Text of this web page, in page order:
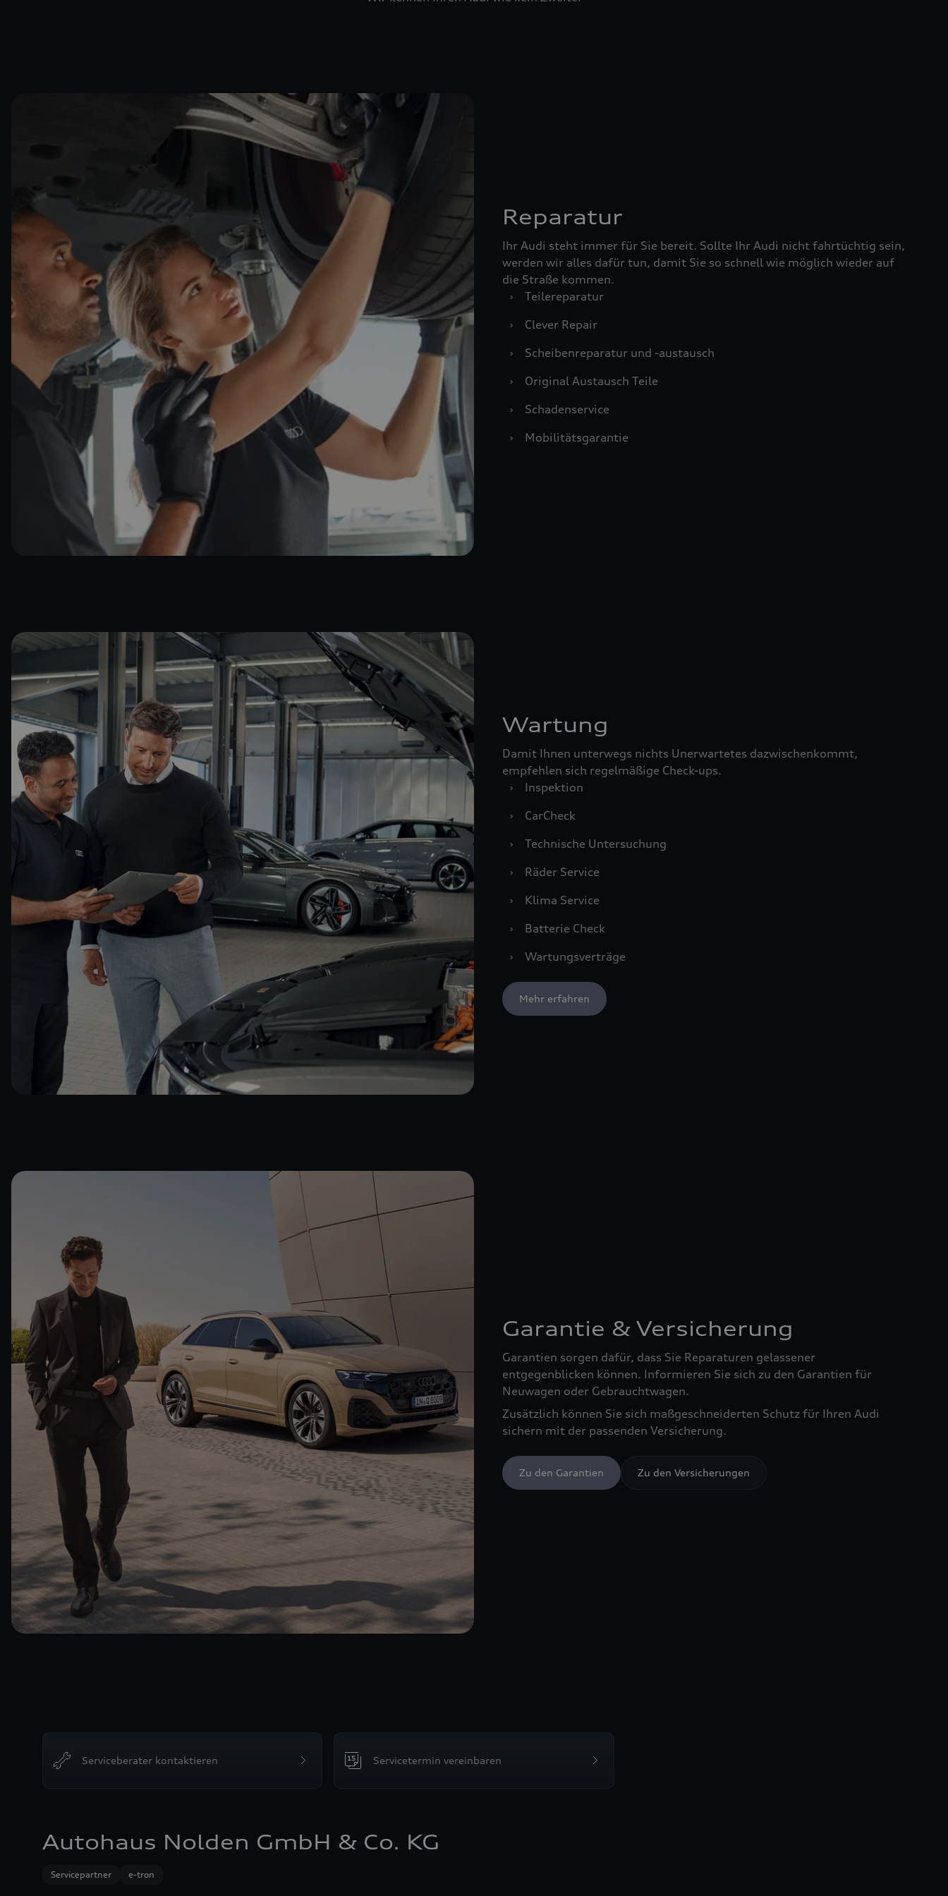
Reparatur
Ihr Audi steht immer für Sie bereit. Sollte Ihr Audi nicht fahrtüchtig sein,
werden wir alles dafür tun, damit Sie so schnell wie möglich wieder auf
die Straße kommen.
›
Teilereparatur
›
Clever Repair
›
Scheibenreparatur und -austausch
›
Original Austausch Teile
›
Schadenservice
›
Mobilitätsgarantie
Wartung
Damit Ihnen unterwegs nichts Unerwartetes dazwischenkommt,
empfehlen sich regelmäßige Check-ups.
›
Inspektion
›
CarCheck
›
Technische Untersuchung
›
Räder Service
›
Klima Service
›
Batterie Check
›
Wartungsverträge
Mehr erfahren
Garantie & Versicherung
Garantien sorgen dafür, dass Sie Reparaturen gelassener
entgegenblicken können. Informieren Sie sich zu den Garantien für
Neuwagen oder Gebrauchtwagen.
Zusätzlich können Sie sich maßgeschneiderten Schutz für Ihren Audi
sichern mit der passenden Versicherung.
Zu den Garantien Zu den Versicherungen
Serviceberater kontaktieren Servicetermin vereinbaren
Autohaus Nolden GmbH & Co. KG
Servicepartner e-tron